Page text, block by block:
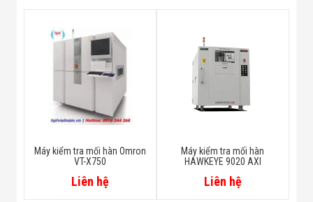
Máy kiểm tra mối hàn Omron
VT-X750
Liên hệ
Máy kiểm tra mối hàn
HAWKEYE 9020 AXI
Liên hệ